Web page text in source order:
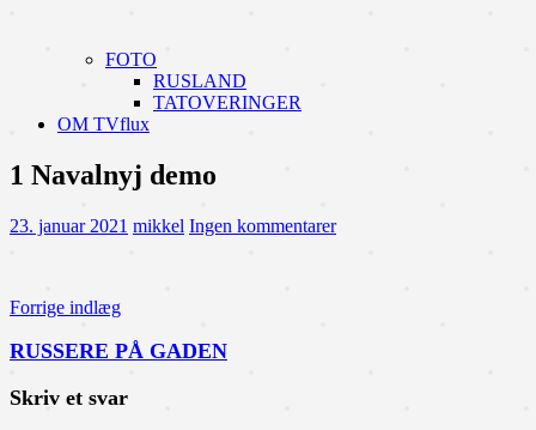
FOTO
RUSLAND
TATOVERINGER
OM TVflux
1 Navalnyj demo
23. januar 2021 mikkel Ingen kommentarer
Indlægsnavigation
Forrige indlæg
RUSSERE PÅ GADEN
Skriv et svar